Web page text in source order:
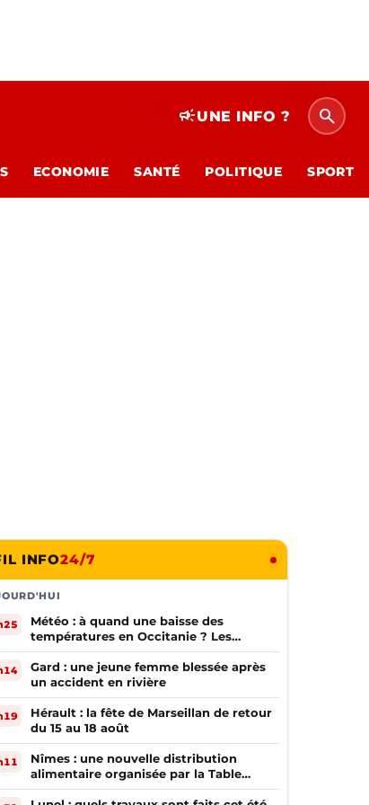
campaignUNE INFO ? search
ECONOMIE SANTÉ POLITIQUE SPORT
INFO24/7
Météo : à quand une baisse des
températures en Occitanie ? Les
prévisions
Gard : une jeune femme blessée après
un accident en rivière
Hérault : la fête de Marseillan de retour
du 15 au 18 août
Nîmes : une nouvelle distribution
alimentaire organisée par la Table
Ouverte